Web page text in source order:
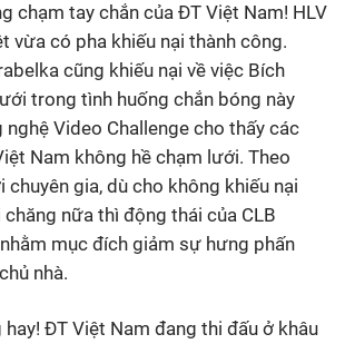
chạm tay chắn của ĐT Việt Nam! HLV
vừa có pha khiếu nại thành công.
cũng khiếu nại về việc Bích
trong tình huống chắn bóng này
nghệ Video Challenge cho thấy các
Nam không hề chạm lưới. Theo
chuyên gia, dù cho không khiếu nại
nữa thì động thái của CLB
mục đích giảm sự hưng phấn
nhà.
hay! ĐT Việt Nam đang thi đấu ở khâu